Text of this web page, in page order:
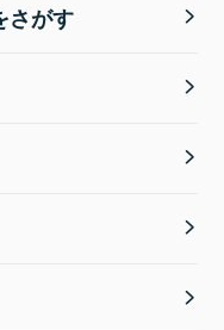
さがす